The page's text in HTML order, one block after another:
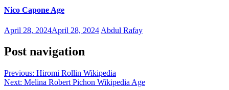
Nico Capone Age
April 28, 2024April 28, 2024 Abdul Rafay
Post navigation
Previous: Hiromi Rollin Wikipedia
Next: Melina Robert Pichon Wikipedia Age